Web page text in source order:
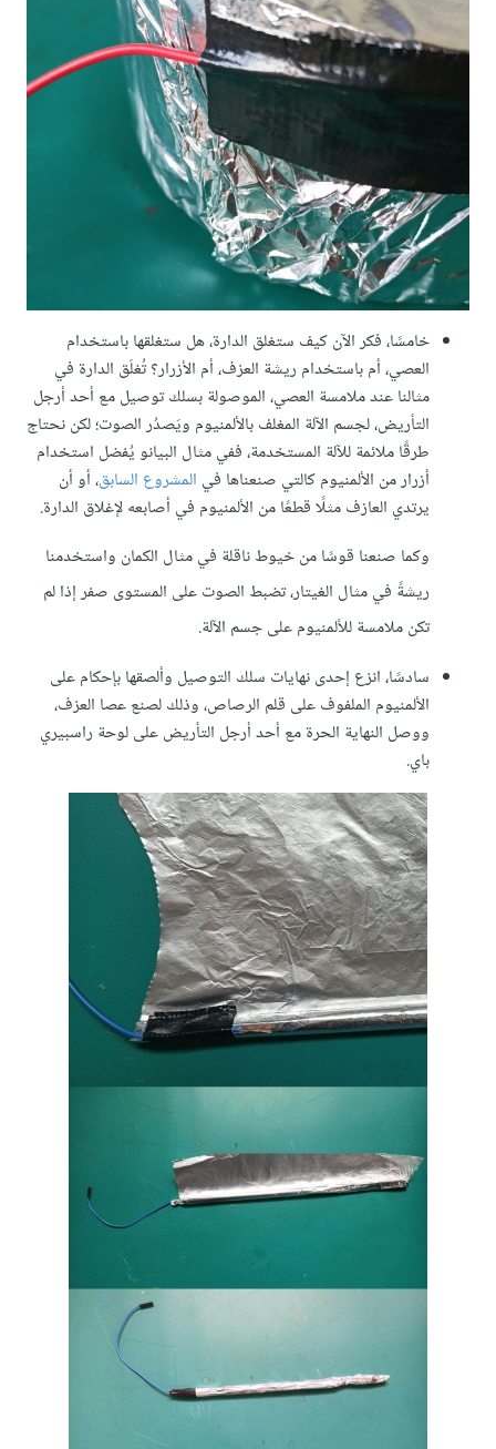
خامسًا، فكر الآن كيف ستغلق الدارة، هل ستغلقها باستخدام
العصي، أم باستخدام ريشة العزف، أم الأزرار؟ تُغلَق الدارة في
مثالنا عند ملامسة العصي، الموصولة بسلك توصيل مع أحد أرجل
التأريض، لجسم الآلة المغلف بالألمنيوم ويَصدُر الصوت؛ لكن نحتاج
طرقًا ملائمة للآلة المستخدمة، ففي مثال البيانو يُفضل استخدام
أزرار من الألمنيوم كالتي صنعناها في المشروع السابق، أو أن
يرتدي العازف مثلًا قطعًا من الألمنيوم في أصابعه لإغلاق الدارة.
وكما صنعنا قوسًا من خيوط ناقلة في مثال الكمان واستخدمنا
ريشةً في مثال الغيتار، تضبط الصوت على المستوى صفر إذا لم
تكن ملامسة للألمنيوم على جسم الآلة.
سادسًا، انزع إحدى نهايات سلك التوصيل وألصقها بإحكام على
الألمنيوم الملفوف على قلم الرصاص، وذلك لصنع عصا العزف،
ووصل النهاية الحرة مع أحد أرجل التأريض على لوحة راسبيري
باي.